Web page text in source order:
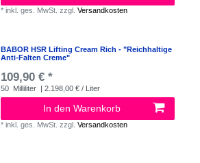
*inkl. ges. MwSt. zzgl.Versandkosten
BABOR HSR Lifting Cream Rich - "Reichhaltige
Anti-Falten Creme"
109,90 € *
50 Milliliter | 2.198,00 € / Liter
In den Warenkorb
*inkl. ges. MwSt. zzgl.Versandkosten